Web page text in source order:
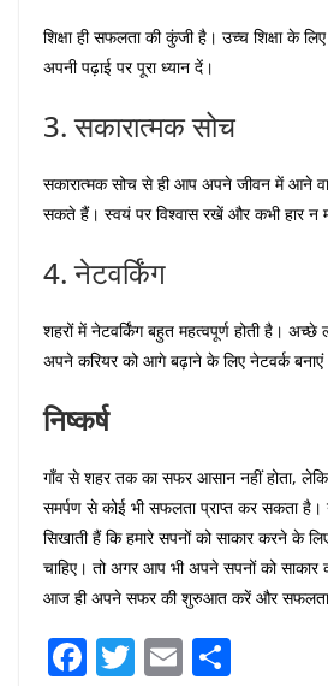
शिक्षा ही सफलता की कुंजी है। उच्च शिक्षा के
अपनी पढ़ाई पर पूरा ध्यान दें।
3. सकारात्मक सोच
सकारात्मक सोच से ही आप अपने जीवन में आने
सकते हैं। स्वयं पर विश्वास रखें और कभी हार न
4. नेटवर्किंग
शहरों में नेटवर्किंग बहुत महत्वपूर्ण होती है।
अपने करियर को आगे बढ़ाने के लिए नेटवर्क
निष्कर्ष
गाँव से शहर तक का सफर आसान नहीं होता,
समर्पण से कोई भी सफलता प्राप्त कर सकता है।
सिखाती हैं कि हमारे सपनों को साकार करने के
चाहिए। तो अगर आप भी अपने सपनों को
आज ही अपने सफर की शुरुआत करें और सफलता
F T E